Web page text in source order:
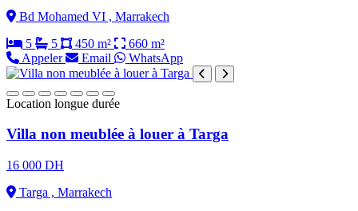
Bd Mohamed VI , Marrakech
5
5 450 m²
660 m²
Appeler
Email WhatsApp
Location longue durée
Villa non meublée à louer à Targa
16 000 DH
Targa , Marrakech